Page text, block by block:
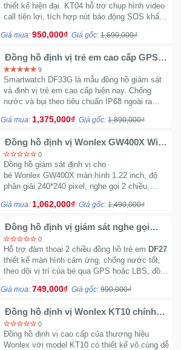
thiết kế hiện đại. KT04 hỗ trợ chụp hình video
call tiện lợi, tích hợp nút báo động SOS khẩn
Giá mua: 950,000₫ Giá gốc: 1,690,000₫
Đồng hồ định vị trẻ em cao cấp GPS
LPS DF33 - 4G Unlock 8868
9
Smartwatch DF33G là mẫu đồng hồ giám sát
và định vị trẻ em cao cấp hiện nay. Chống
nước và bụi theo tiêu chuẩn IP68 ngoài ra
GPRS.
Giá mua: 1,375,000₫ Giá gốc: 1,890,000₫
Đồng hồ định vị Wonlex GW400X Wifi
với 4 màu (Hồng - Xanh - Đen - Tím)
0
Đồng hồ giám sát định vị cho
bé Wonlex GW400X màn hình 1.22 inch, độ
phân giải 240*240 pixel, nghe gọi 2 chiều,
15m, pin 405mAh thời gian chờ lên đến 100
Giá mua: 1,062,000₫ Giá gốc: 1,490,000₫
Đồng hồ định vị giám sát nghe gọi
cảm ứng cho bé DF27 - Chống nước
IP67
0
Hỗ trợ đàm thoại 2 chiều đồng hồ trẻ em DF27
thiết kế màn hình cảm ứng, chống nước tốt,
theo dõi vị trí của bé qua GPS hoặc LBS, đồng
gọi khẩn cấp.
Giá mua: 749,000₫ Giá gốc: 990,000₫
Đồng hồ định vị Wonlex KT10 chính
hãng (Xanh - Hồng - Tím)
0
Đồng hồ định vị cao cấp của thương hiệu
Wonlex với model KT10 có thiết kế vô cùng dễ